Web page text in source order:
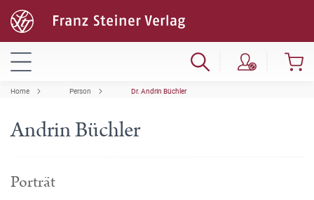
Home Person Dr. Andrin Büchler
Andrin Büchler
Porträt